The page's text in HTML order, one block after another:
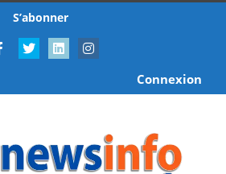
S’abonner
Connexion